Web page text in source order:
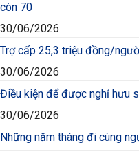
còn 70
30/06/2026
Trợ cấp 25,3 triệu đồng/
30/06/2026
Điều kiện để được nghỉ hưu
30/06/2026
Những năm tháng đi cùng